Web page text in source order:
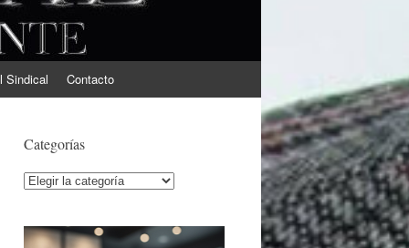
Sindical Contacto
Categorías
Categorías